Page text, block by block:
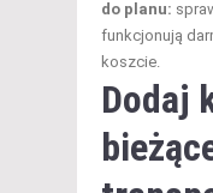
do planu:
funkcjonują
koszcie.
Dodaj